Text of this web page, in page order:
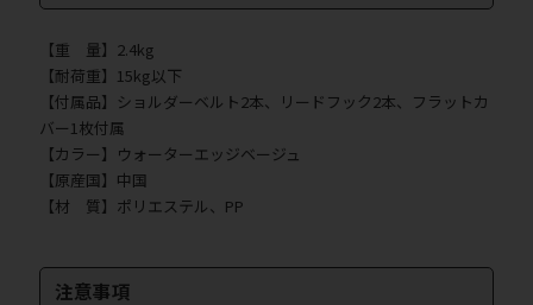
【重 量】2.4kg
【耐荷重】15kg以下
【付属品】ショルダーベルト2本、リードフック2本、フラットカ
バー1枚付属
【カラー】ウォーターエッジベージュ
【原産国】中国
【材 質】ポリエステル、PP
注意事項